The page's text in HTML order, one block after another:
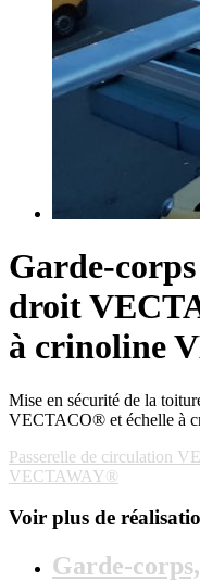
Garde-
droit
à crinoline
Mise en sécurité de la
VECTACO® et échelle à
Passerelle de circulation
VECTAWAY®
Voir plus de
Garde-